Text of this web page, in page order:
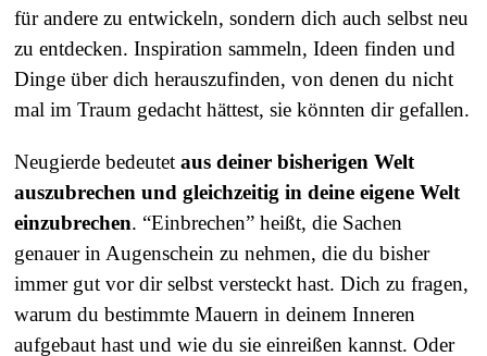
für andere zu entwickeln, sondern dich auch selbst neu
zu entdecken. Inspiration sammeln, Ideen finden und
Dinge über dich herauszufinden, von denen du nicht
mal im Traum gedacht hättest, sie könnten dir gefallen.
Neugierde bedeutetaus deiner bisherigen Welt
auszubrechen und gleichzeitig in deine eigene Welt
einzubrechen. “Einbrechen” heißt, die Sachen
genauer in Augenschein zu nehmen, die du bisher
immer gut vor dir selbst versteckt hast. Dich zu fragen,
warum du bestimmte Mauern in deinem Inneren
aufgebaut hast und wie du sie einreißen kannst. Oder